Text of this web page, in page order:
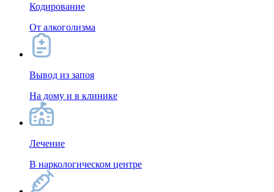
Кодирование
От алкоголизма
Вывод из запоя
На дому и в клинике
Лечение
В наркологическом центре